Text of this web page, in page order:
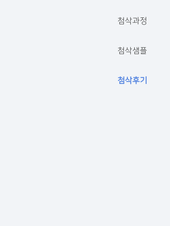
첨삭과정
첨삭샘플
첨삭후기